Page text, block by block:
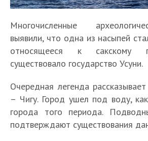
Многочисленные
выявили, что одна из насыпей
относящееся к сакскому
существовало государство Усуни.
Очередная легенда
– Чигу. Город ушел под воду,
города того периода.
подтверждают существования